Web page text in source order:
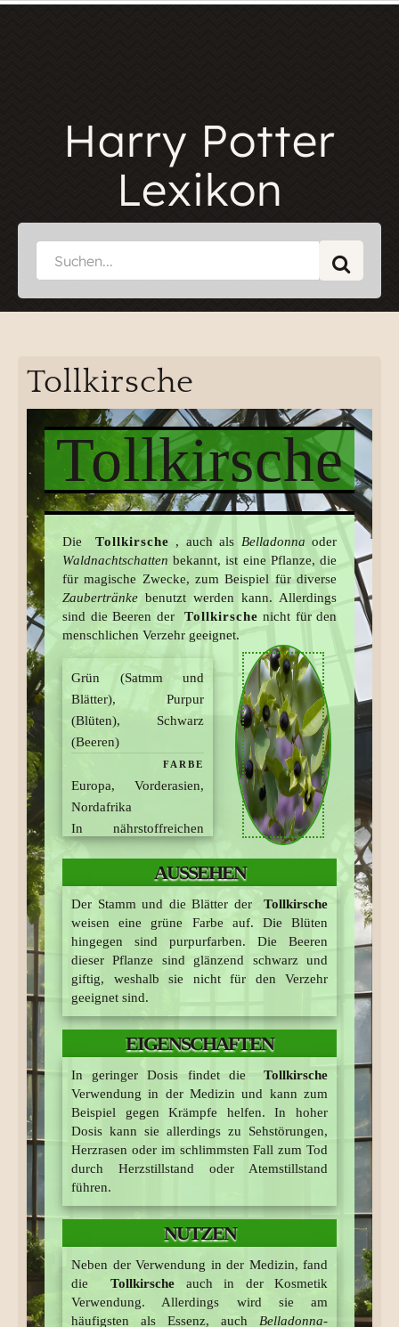
Harry Potter
Lexikon
Tollkirsche
Tollkirsche
Die Tollkirsche , auch als Belladonna oder
Waldnachtschatten bekannt, ist eine Pflanze, die
für magische Zwecke, zum Beispiel für diverse
Zaubertränke benutzt werden kann. Allerdings
sind die Beeren der Tollkirsche nicht für den
menschlichen Verzehr geeignet.
Grün (Satmm und
Blätter), Purpur
(Blüten), Schwarz
(Beeren)
FARBE
Europa, Vorderasien,
Nordafrika
In nährstoffreichen
Kalkböden, an
Waldrändern oder
z.B. Belladonna-Essenz
BEKANNTE
VERWENDUNG(EN)
NAMENSHERKUNFT
aus dem lateinischen
und italienischen und
bedeutet“schöne
Frau”. Die
Tollkirschehat
diesen Namen, weil
Frauen zur Erweiterung
ihrer Pupillen den Saft
der
Tollkirsche
tranken und somit
attraktiver wirkten.
DieTollkirschehatte
AUSSEHEN
Der Stamm und die Blätter der Tollkirsche
weisen eine grüne Farbe auf. Die Blüten
hingegen sind purpurfarben. Die Beeren
dieser Pflanze sind glänzend schwarz und
giftig, weshalb sie nicht für den Verzehr
geeignet sind.
EIGENSCHAFTEN
In geringer Dosis findet die Tollkirsche
Verwendung in der Medizin und kann zum
Beispiel gegen Krämpfe helfen. In hoher
Dosis kann sie allerdings zu Sehstörungen,
Herzrasen oder im schlimmsten Fall zum Tod
durch Herzstillstand oder Atemstillstand
führen.
NUTZEN
Neben der Verwendung in der Medizin, fand
die Tollkirsche auch in der Kosmetik
Verwendung. Allerdings wird sie am
häufigsten als Essenz, auch Belladonna-